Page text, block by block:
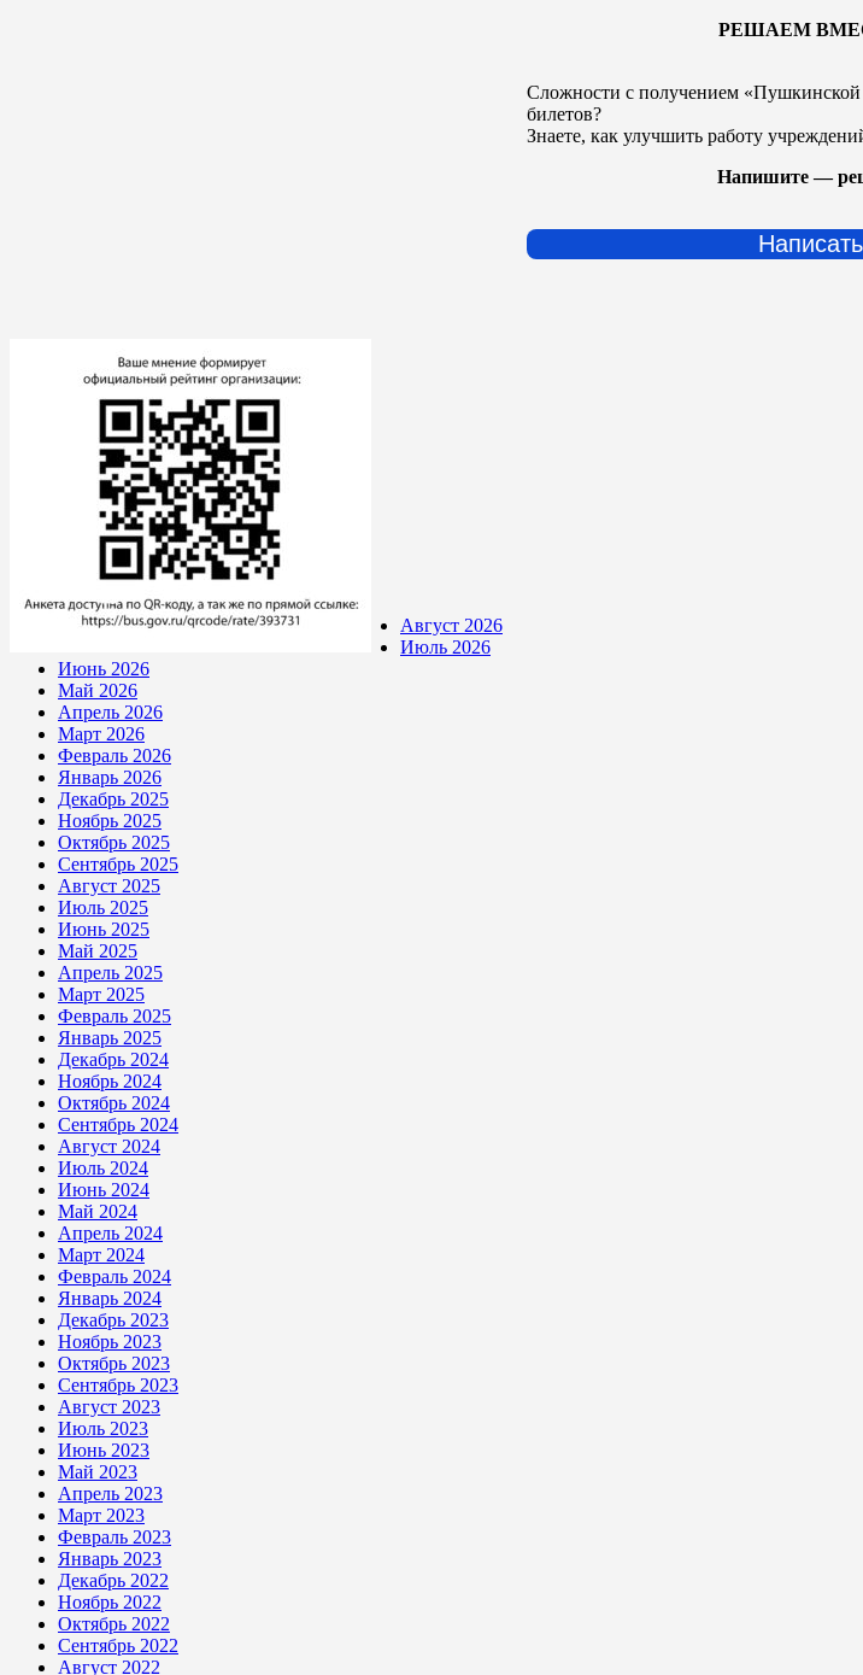
РЕШАЕМ
Сложности с получением
билетов?
Знаете, как улучшить работу
Напишите —
Написать
Август 2026
Июль 2026
Июнь 2026
Май 2026
Апрель 2026
Март 2026
Февраль 2026
Январь 2026
Декабрь 2025
Ноябрь 2025
Октябрь 2025
Сентябрь 2025
Август 2025
Июль 2025
Июнь 2025
Май 2025
Апрель 2025
Март 2025
Февраль 2025
Январь 2025
Декабрь 2024
Ноябрь 2024
Октябрь 2024
Сентябрь 2024
Август 2024
Июль 2024
Июнь 2024
Май 2024
Апрель 2024
Март 2024
Февраль 2024
Январь 2024
Декабрь 2023
Ноябрь 2023
Октябрь 2023
Сентябрь 2023
Август 2023
Июль 2023
Июнь 2023
Май 2023
Апрель 2023
Март 2023
Февраль 2023
Январь 2023
Декабрь 2022
Ноябрь 2022
Октябрь 2022
Сентябрь 2022
Август 2022